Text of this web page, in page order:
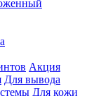
Акция
Для вывода
Для кожи